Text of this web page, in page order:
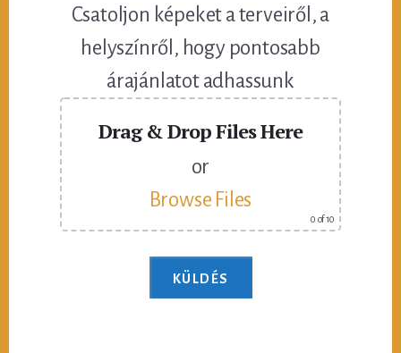
Csatoljon képeket a terveiről, a
helyszínről, hogy pontosabb
árajánlatot adhassunk
Drag & Drop Files Here
or
Browse Files
0 of 10